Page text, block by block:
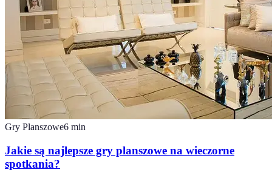
Gry Planszowe6 min
Jakie są najlepsze gry planszowe na wieczorne
spotkania?